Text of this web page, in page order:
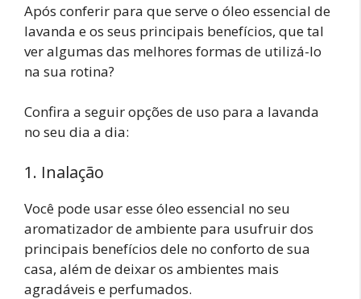
Após conferir para que serve o óleo essencial de
lavanda e os seus principais benefícios, que tal
ver algumas das melhores formas de utilizá-lo
na sua rotina?
Confira a seguir opções de uso para a lavanda
no seu dia a dia:
1. Inalação
Você pode usar esse óleo essencial no seu
aromatizador de ambiente para usufruir dos
principais benefícios dele no conforto de sua
casa, além de deixar os ambientes mais
agradáveis e perfumados.